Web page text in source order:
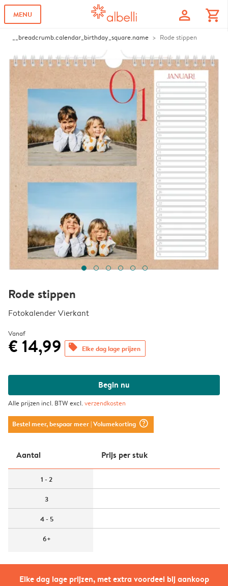
MENU profile shopping_cart
__breadcrumb.calendar_birthday_square.name Rode stippen
Elke dag lage prijzen, met extra voordeel bij aankoop
Rode stippen
Fotokalender Vierkant
Vanaf
€ 14,99 offers Elke dag lage prijzen
Begin nu
Alle prijzen incl. BTW excl.verzendkosten
Bestel meer, bespaar meer| Volumekorting question_mark_circle
Aantal Prijs per stuk
1 - 2
3
4 - 5
6+